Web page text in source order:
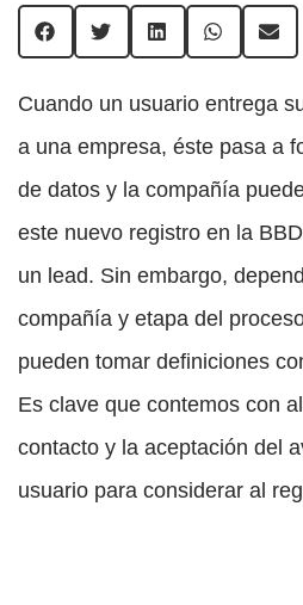
Cuando un usuario entrega
a una empresa, éste pasa a
de datos y la compañía
este nuevo registro en la
un lead. Sin embargo,
compañía y etapa del
pueden tomar definiciones
Es clave que contemos con
contacto y la aceptación del
usuario para considerar al